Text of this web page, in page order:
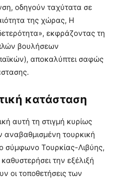
οδηγούν ταχύτατα σε
της χώρας, Η
εκφράζοντας τη
βουλήσεων
αποκαλύπτει σαφώς
κατάσταση
αυτή τη στιγμή κυρίως
αναβαθμισμένη τουρκική
σύμφωνο Τουρκίας-Λιβύης,
την εξέλιξή
οι τοποθετήσεις των